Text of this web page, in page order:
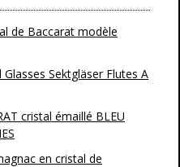
de Baccarat modèle
Sektgläser Flutes A
cristal émaillé BLEU
en cristal de